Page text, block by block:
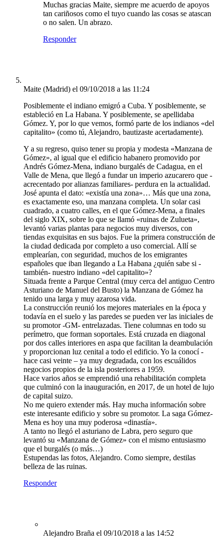
Muchas gracias Maite, siempre me acuerdo de apoyos
tan cariñosos como el tuyo cuando las cosas se atascan
o no salen. Un abrazo.
Responder
Maite (Madrid) el 09/10/2018 a las 11:24
Posiblemente el indiano emigró a Cuba. Y posiblemente, se
estableció en La Habana. Y posiblemente, se apellidaba
Gómez. Y, por lo que vemos, formó parte de los indianos «del
capitalito» (como tú, Alejandro, bautizaste acertadamente).
Y a su regreso, quiso tener su propia y modesta «Manzana de
Gómez», al igual que el edificio habanero promovido por
Andrés Gómez-Mena, indiano burgalés de Cadagua, en el
Valle de Mena, que llegó a fundar un imperio azucarero que -
acrecentado por alianzas familiares- perdura en la actualidad.
José apunta el dato: «existía una zona»… Más que una zona,
es exactamente eso, una manzana completa. Un solar casi
cuadrado, a cuatro calles, en el que Gómez-Mena, a finales
del siglo XIX, sobre lo que se llamó «ruinas de Zulueta»,
levantó varias plantas para negocios muy diversos, con
tiendas exquisitas en sus bajos. Fue la primera construcción de
la ciudad dedicada por completo a uso comercial. Allí se
emplearían, con seguridad, muchos de los emigrantes
españoles que iban llegando a La Habana ¿quién sabe si -
también- nuestro indiano «del capitalito»?
Situada frente a Parque Central (muy cerca del antiguo Centro
Asturiano de Manuel del Busto) la Manzana de Gómez ha
tenido una larga y muy azarosa vida.
La construcción reunió los mejores materiales en la época y
todavía en el suelo y las paredes se pueden ver las iniciales de
su promotor -GM- entrelazadas. Tiene columnas en todo su
perímetro, que forman soportales. Está cruzada en diagonal
por dos calles interiores en aspa que facilitan la deambulación
y proporcionan luz cenital a todo el edificio. Yo la conocí -
hace casi veinte – ya muy degradada, con los escuálidos
negocios propios de la isla posteriores a 1959.
Hace varios años se emprendió una rehabilitación completa
que culminó con la inauguración, en 2017, de un hotel de lujo
de capital suizo.
No me quiero extender más. Hay mucha información sobre
este interesante edificio y sobre su promotor. La saga Gómez-
Mena es hoy una muy poderosa «dinastía».
A tanto no llegó el asturiano de Labra, pero seguro que
levantó su «Manzana de Gómez» con el mismo entusiasmo
que el burgalés (o más…)
Estupendas las fotos, Alejandro. Como siempre, destilas
belleza de las ruinas.
Responder
Alejandro Braña el 09/10/2018 a las 14:52